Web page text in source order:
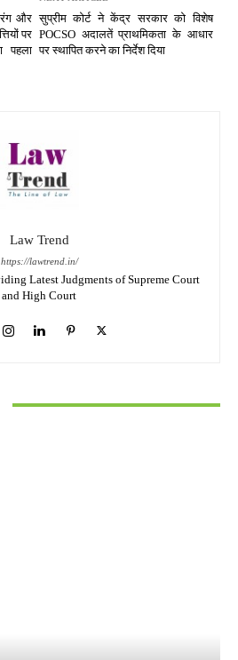
और
पर
पहला
सुप्रीम कोर्ट ने केंद्र सरकार को विशेष
POCSO अदालतें प्राथमिकता के आधार
पर स्थापित करने का निर्देश दिया
Law Trend
https://lawtrend.in/
Latest Judgments of Supreme Court
and High Court